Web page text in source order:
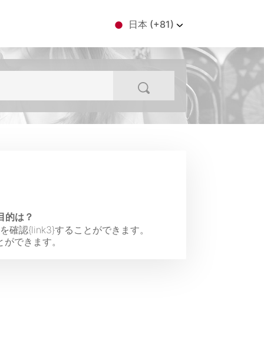
日本 (+81)
的は？
確認{link3}することができます。
できます。